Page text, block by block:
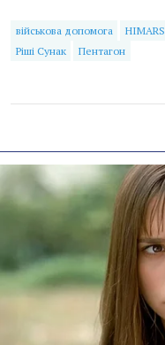
військова допомога HIMARS
Ріші Сунак
Пентагон